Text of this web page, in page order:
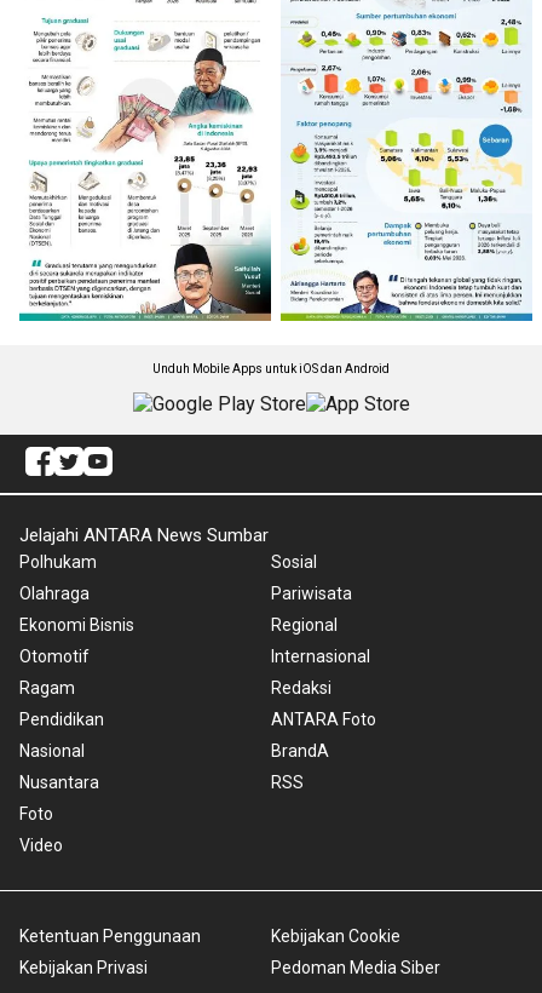
Unduh Mobile Apps untuk iOS dan Android
Jelajahi ANTARA News Sumbar
Polhukam
Olahraga
Ekonomi Bisnis
Otomotif
Ragam
Pendidikan
Nasional
Nusantara
Foto
Video
Sosial
Pariwisata
Regional
Internasional
Redaksi
ANTARA Foto
BrandA
RSS
Ketentuan Penggunaan
Kebijakan Privasi
Kebijakan Cookie
Pedoman Media Siber